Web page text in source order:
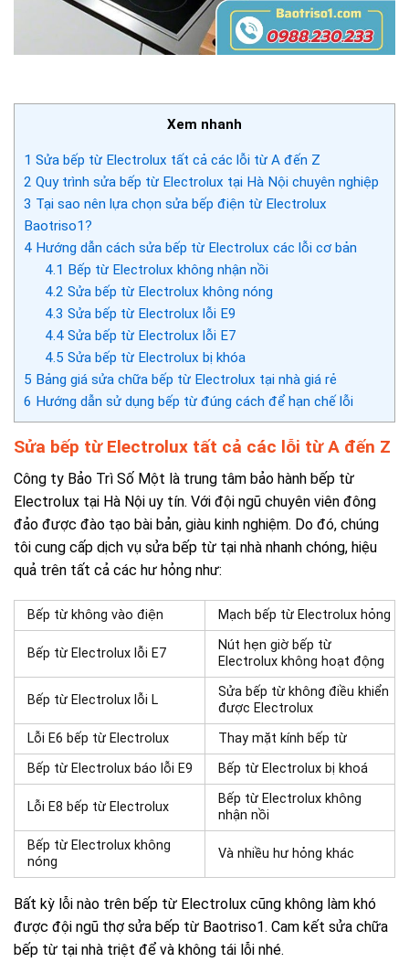
Xem nhanh
1 Sửa bếp từ Electrolux tất cả các lỗi từ A đến Z
2 Quy trình sửa bếp từ Electrolux tại Hà Nội chuyên nghiệp
3 Tại sao nên lựa chọn sửa bếp điện từ Electrolux
Baotriso1?
4 Hướng dẫn cách sửa bếp từ Electrolux các lỗi cơ bản
4.1 Bếp từ Electrolux không nhận nồi
4.2 Sửa bếp từ Electrolux không nóng
4.3 Sửa bếp từ Electrolux lỗi E9
4.4Sửa bếp từ Electrolux lỗi E7
4.5 Sửa bếp từ Electrolux bị khóa
5 Bảng giá sửa chữa bếp từ Electrolux tại nhà giá rẻ
6 Hướng dẫn sử dụng bếp từ đúng cách để hạn chế lỗi
Sửa bếp từ Electrolux tất cả các lỗi từ A đến Z
Công ty Bảo Trì Số Một là trung tâm bảo hành bếp từ
Electrolux tại Hà Nội uy tín. Với đội ngũ chuyên viên đông
đảo được đào tạo bài bản, giàu kinh nghiệm. Do đó, chúng
tôi cung cấp dịch vụ sửa bếp từ tại nhà nhanh chóng, hiệu
quả trên tất cả các hư hỏng như:
Bếp từ không vào điện Mạch bếp từ Electrolux hỏng
Bếp từ Electrolux lỗi E7
Nút hẹn giờ bếp từ
Electrolux không hoạt động
Bếp từ Electrolux lỗi L
Sửa bếp từ không điều khiển
được Electrolux
Lỗi E6 bếp từ Electrolux
Thay mặt kính bếp từ
Bếp từ Electrolux báo lỗi E9
Bếp từ Electrolux bị khoá
Lỗi E8 bếp từ Electrolux
Bếp từ Electrolux không
nhận nồi
Bếp từ Electrolux không
nóng
Và nhiều hư hỏng khác
Bất kỳ lỗi nào trên bếp từ Electrolux cũng không làm khó
được đội ngũ thợ sửa bếp từ Baotriso1. Cam kết sửa chữa
bếp từ tại nhà triệt để và không tái lỗi nhé.